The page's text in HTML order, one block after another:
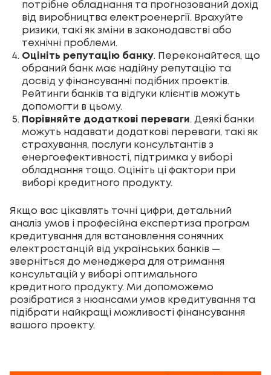
потрібне обладнання та прогнозований дохід
від виробництва електроенергії. Врахуйте
ризики, такі як зміни в законодавстві або
технічні проблеми.
Оцініть репутацію банку. Переконайтеся, що
обраний банк має надійну репутацію та
досвід у фінансуванні подібних проектів.
Рейтинги банків та відгуки клієнтів можуть
допомогти в цьому.
Порівняйте додаткові переваги. Деякі банки
можуть надавати додаткові переваги, такі як
страхування, послуги консультантів з
енергоефективності, підтримка у виборі
обладнання тощо. Оцініть ці фактори при
виборі кредитного продукту.
Якщо вас цікавлять точні цифри, детальний
аналіз умов і професійна експертиза програм
кредитування для встановлення сонячних
електростанцій від українських банків —
зверніться до менеджера для отримання
консультацій у виборі оптимального
кредитного продукту. Ми допоможемо
розібратися з нюансами умов кредитування та
підібрати найкращі можливості фінансування
вашого проекту.